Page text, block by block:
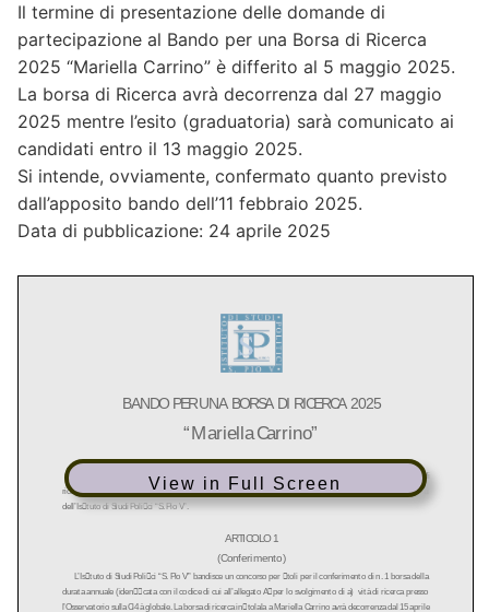
Il termine di presentazione delle domande di
partecipazione al Bando per una Borsa di Ricerca
2025 “Mariella Carrino” è differito al 5 maggio 2025.
La borsa di Ricerca avrà decorrenza dal 27 maggio
2025 mentre l’esito (graduatoria) sarà comunicato ai
candidati entro il 13 maggio 2025.
Si intende, ovviamente, confermato quanto previsto
dall’apposito bando dell’11 febbraio 2025.
Data di pubblicazione: 24 aprile 2025
View in Full Screen